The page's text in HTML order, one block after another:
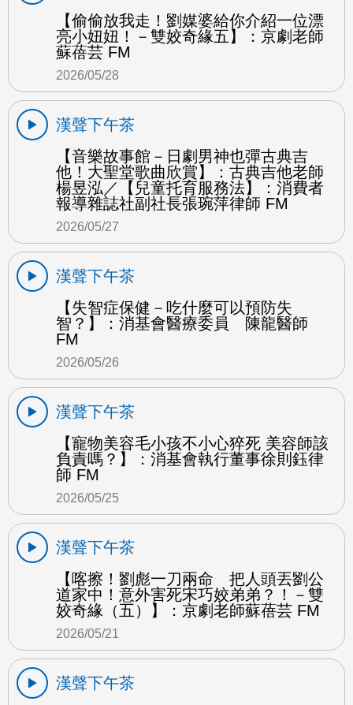
【偷偷放我走！劉媒婆給你介紹一位漂
亮小妞妞！－雙姣奇緣五】：京劇老師
蘇蓓芸 FM
2026/05/28
漢聲下午茶
【音樂故事館－日劇男神也彈古典吉
他！大聖堂歌曲欣賞】：古典吉他老師
楊昱泓／【兒童托育服務法】：消費者
報導雜誌社副社長張琬萍律師 FM
2026/05/27
漢聲下午茶
【失智症保健－吃什麼可以預防失
智？】：消基會醫療委員 陳龍醫師
FM
2026/05/26
漢聲下午茶
【寵物美容毛小孩不小心猝死 美容師該
負責嗎？】：消基會執行董事徐則鈺律
師 FM
2026/05/25
漢聲下午茶
【喀擦！劉彪一刀兩命 把人頭丟劉公
道家中！意外害死宋巧姣弟弟？！－雙
姣奇緣（五）】：京劇老師蘇蓓芸 FM
2026/05/21
漢聲下午茶